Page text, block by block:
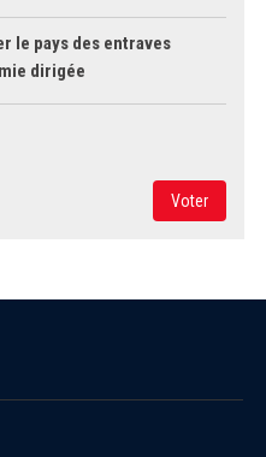
le pays des entraves
dirigée
Voter